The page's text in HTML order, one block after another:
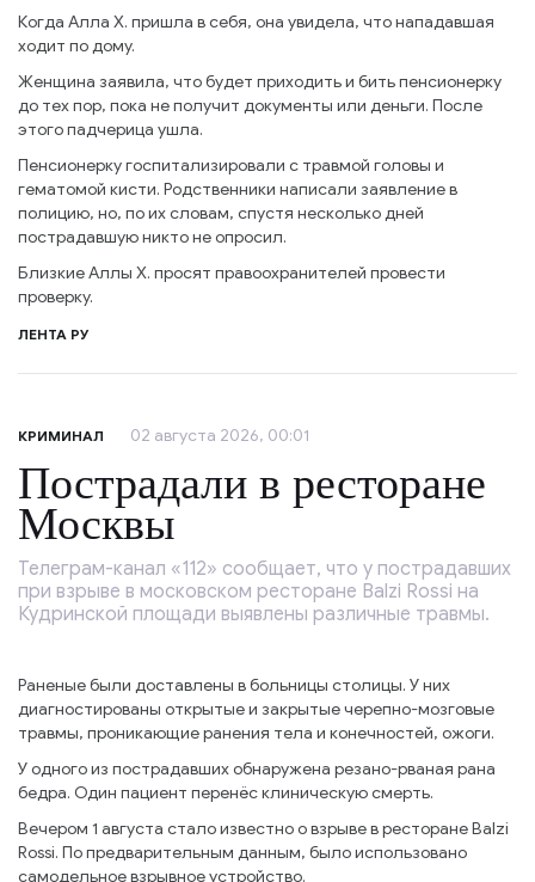
Когда Алла Х. пришла в себя, она увидела, что нападавшая
ходит по дому.
Женщина заявила, что будет приходить и бить пенсионерку
до тех пор, пока не получит документы или деньги. После
этого падчерица ушла.
Пенсионерку госпитализировали с травмой головы и
гематомой кисти. Родственники написали заявление в
полицию, но, по их словам, спустя несколько дней
пострадавшую никто не опросил.
Близкие Аллы Х. просят правоохранителей провести
проверку.
ЛЕНТА РУ
КРИМИНАЛ 02 августа 2026, 00:01
Пострадали в ресторане
Москвы
Телеграм-канал «112» сообщает, что у пострадавших
при взрыве в московском ресторане Balzi Rossi на
Кудринской площади выявлены различные травмы.
Раненые были доставлены в больницы столицы. У них
диагностированы открытые и закрытые черепно-мозговые
травмы, проникающие ранения тела и конечностей, ожоги.
У одного из пострадавших обнаружена резано-рваная рана
бедра. Один пациент перенёс клиническую смерть.
Вечером 1 августа стало известно о взрыве в ресторане Balzi
Rossi. По предварительным данным, было использовано
самодельное взрывное устройство.